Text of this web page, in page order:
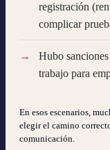
registración
complicar
Hubo
trabajo para
En esos escenarios,
elegir el camino
comunicación.